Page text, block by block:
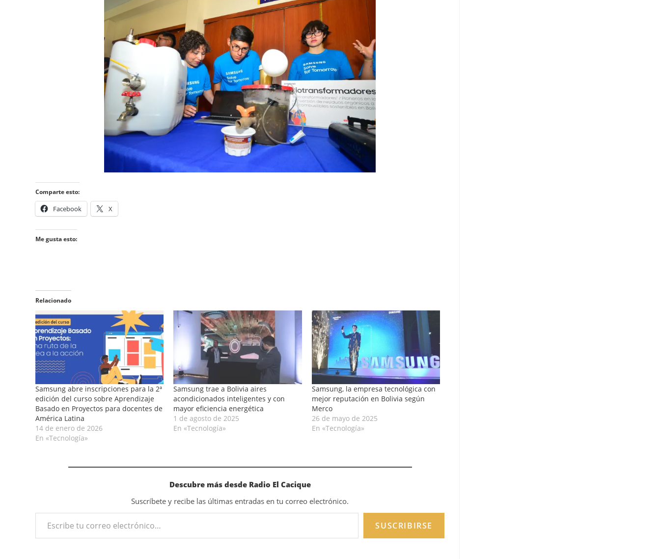
Comparte esto:
Facebook X
Me gusta esto:
Relacionado
Samsung abre inscripciones para la 2ª
edición del curso sobre Aprendizaje
Basado en Proyectos para docentes de
América Latina
14 de enero de 2026
En «Tecnología»
Samsung trae a Bolivia aires
acondicionados inteligentes y con
mayor eficiencia energética
1 de agosto de 2025
En «Tecnología»
Samsung, la empresa tecnológica con
mejor reputación en Bolivia según
Merco
26 de mayo de 2025
En «Tecnología»
Descubre más desde Radio El Cacique
Suscríbete y recibe las últimas entradas en tu correo electrónico.
SUSCRIBIRSE